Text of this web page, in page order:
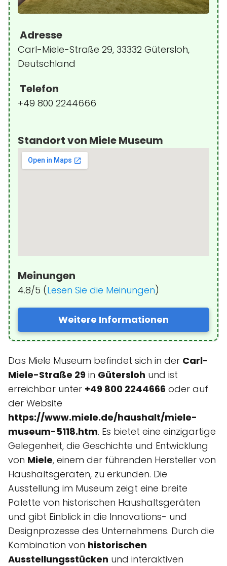
Adresse
Carl-Miele-Straße 29, 33332 Gütersloh,
Deutschland
Telefon
+49 800 2244666
Standort von Miele Museum
Meinungen
4.8/5 (Lesen Sie die Meinungen)
Weitere Informationen
Das Miele Museum befindet sich in der Carl-
Miele-Straße 29 in Gütersloh und ist
erreichbar unter +49 800 2244666 oder auf
der Website
https://www.miele.de/haushalt/miele-
museum-5118.htm. Es bietet eine einzigartige
Gelegenheit, die Geschichte und Entwicklung
von Miele, einem der führenden Hersteller von
Haushaltsgeräten, zu erkunden. Die
Ausstellung im Museum zeigt eine breite
Palette von historischen Haushaltsgeräten
und gibt Einblick in die Innovations- und
Designprozesse des Unternehmens. Durch die
Kombination von historischen
Ausstellungsstücken und interaktiven